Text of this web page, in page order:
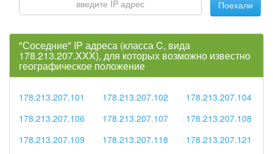
Поехали
"Соседние" IP адреса (класса C, вида
178.213.207.XXX), для которых возможно известно
географическое положение
178.213.207.101 178.213.207.102
178.213.207.104
178.213.207.106
178.213.207.107
178.213.207.108
178.213.207.109
178.213.207.118
178.213.207.121